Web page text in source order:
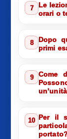
7
Le
orari o
8
Dopo
primi
9
Come
10 Per il